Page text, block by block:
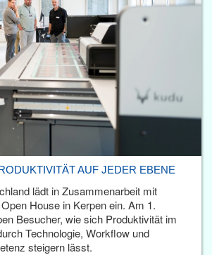
AUF JEDER EBENE
lädt in Zusammenarbeit mit
House in Kerpen ein. Am 1.
Besucher, wie sich Produktivität im
Technologie, Workflow und
steigern lässt.